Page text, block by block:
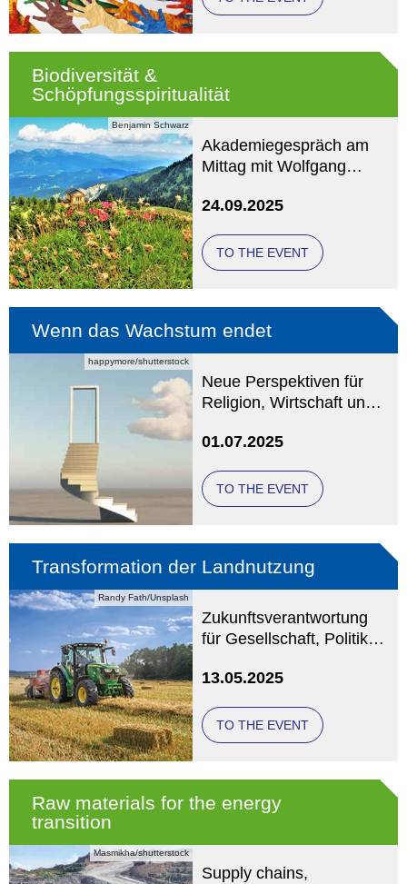
Benjamin Schwarz
Biodiversität &
Schöpfungsspiritualität
Akademiegespräch am
Mittag mit Wolfgang
Schwarz
24.09.2025
TO THE EVENT
happymore/shutterstock
Wenn das Wachstum endet
Neue Perspektiven für
Religion, Wirtschaft und
01.07.2025
TO THE EVENT
Randy Fath/Unsplash
Transformation der Landnutzung
Zukunftsverantwortung
für Gesellschaft, Politik
13.05.2025
TO THE EVENT
Masmikha/shutterstock
Raw materials for the energy
transition
Supply chains,